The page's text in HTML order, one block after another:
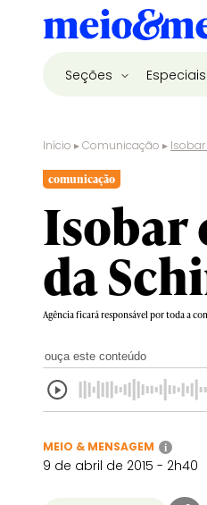
Seções Especiais
Início ▸Comunicação ▸
comunicação
Isobar
da
Agência ficará responsável por toda a
ouça este conteúdo
MEIO & MENSAGEM i
9 de abril de 2015 - 2h40